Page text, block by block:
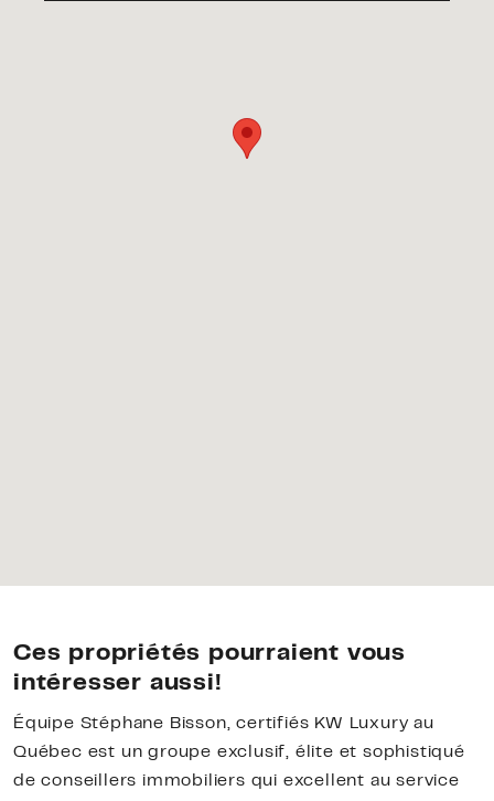
Ces propriétés pourraient vous
intéresser aussi!
Équipe Stéphane Bisson, certifiés KW Luxury au
Québec est un groupe exclusif, élite et sophistiqué
de conseillers immobiliers qui excellent au service